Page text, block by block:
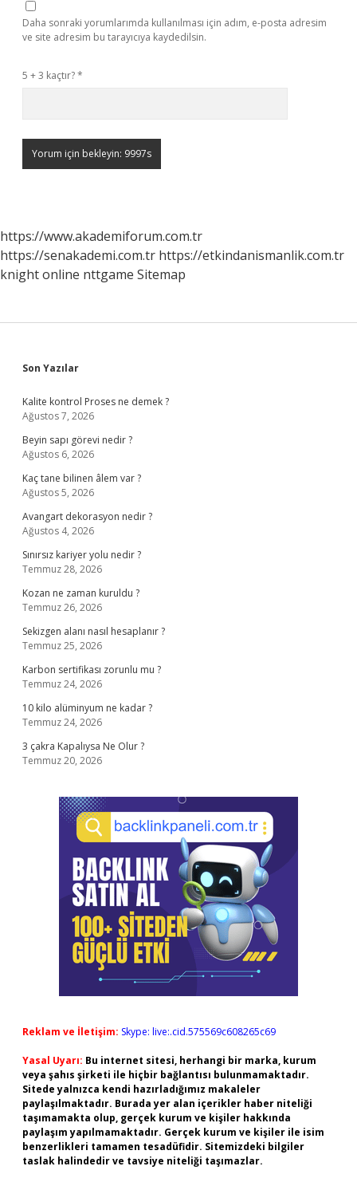
Daha sonraki yorumlarımda kullanılması için adım, e-posta adresim
ve site adresim bu tarayıcıya kaydedilsin.
5 + 3 kaçtır?*
https://www.akademiforum.com.tr
https://senakademi.com.tr https://etkindanismanlik.com.tr
knight online nttgame Sitemap
Sidebar
Son Yazılar
Kalite kontrol Proses ne demek ?
Ağustos 7, 2026
Beyin sapı görevi nedir ?
Ağustos 6, 2026
Kaç tane bilinen âlem var ?
Ağustos 5, 2026
Avangart dekorasyon nedir ?
Ağustos 4, 2026
Sınırsız kariyer yolu nedir ?
Temmuz 28, 2026
Kozan ne zaman kuruldu ?
Temmuz 26, 2026
Sekizgen alanı nasıl hesaplanır ?
Temmuz 25, 2026
Karbon sertifikası zorunlu mu ?
Temmuz 24, 2026
10 kilo alüminyum ne kadar ?
Temmuz 24, 2026
3 çakra Kapalıysa Ne Olur ?
Temmuz 20, 2026
Reklam ve İletişim: Skype: live:.cid.575569c608265c69
Yasal Uyarı: Bu internet sitesi, herhangi bir marka, kurum
veya şahıs şirketi ile hiçbir bağlantısı bulunmamaktadır.
Sitede yalnızca kendi hazırladığımız makaleler
paylaşılmaktadır. Burada yer alan içerikler haber niteliği
taşımamakta olup, gerçek kurum ve kişiler hakkında
paylaşım yapılmamaktadır. Gerçek kurum ve kişiler ile isim
benzerlikleri tamamen tesadüfidir. Sitemizdeki bilgiler
taslak halindedir ve tavsiye niteliği taşımazlar.